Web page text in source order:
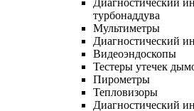
Диагностический
турбонаддува
Мультиметры
Диагностический
Видеоэндоскопы
Тестеры утечек
Пирометры
Тепловизоры
Диагностический